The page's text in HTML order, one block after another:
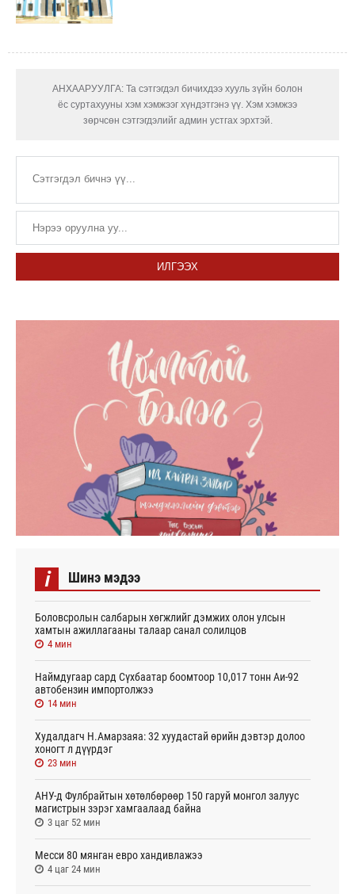
АНХААРУУЛГА: Та сэтгэгдэл бичихдээ хууль зүйн болон
ёс суртахууны хэм хэмжээг хүндэтгэнэ үү. Хэм хэмжээ
зөрчсөн сэтгэгдэлийг админ устгах эрхтэй.
ИЛГЭЭХ
i Шинэ мэдээ
Боловсролын салбарын хөгжлийг дэмжих олон улсын
хамтын ажиллагааны талаар санал солилцов
4 мин
Наймдугаар сард Сүхбаатар боомтоор 10,017 тонн Аи-92
автобензин импортолжээ
14 мин
Худалдагч Н.Амарзаяа: 32 хуудастай өрийн дэвтэр долоо
хоногт л дүүрдэг
23 мин
АНУ-д Фулбрайтын хөтөлбөрөөр 150 гаруй монгол залуус
магистрын зэрэг хамгаалаад байна
3 цаг 52 мин
Месси 80 мянган евро хандивлажээ
4 цаг 24 мин